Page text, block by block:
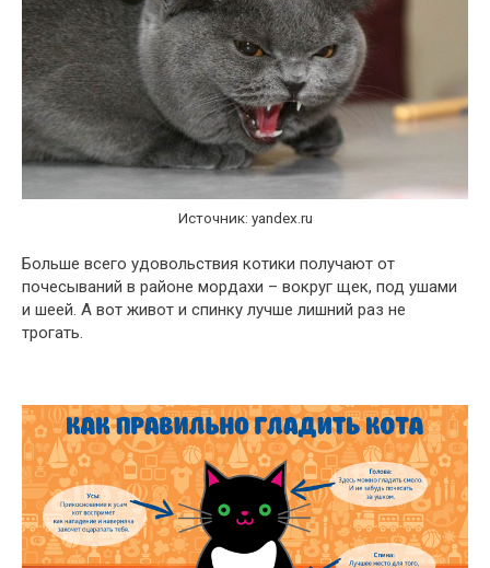
Источник: yandex.ru
Больше всего удовольствия котики получают от
почесываний в районе мордахи – вокруг щек, под ушами
и шеей. А вот живот и спинку лучше лишний раз не
трогать.